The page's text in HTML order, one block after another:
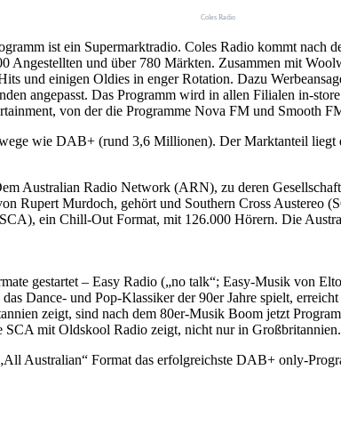
Coles Radio
ist ein Supermarktradio. Coles Radio kommt
Angestellten und über 780 Märkten. Zusammen mit
und einigen Oldies in enger Rotation. Dazu
angepasst. Das Programm wird in allen Filialen in-
von der die Programme Nova FM und Smooth
wie DAB+ (rund 3,6 Millionen). Der Marktanteil
Australian Radio Network (ARN), zu deren
Rupert Murdoch, gehört und Southern Cross
ein Chill-Out Format, mit 126.000 Hörern. Die
gestartet – Easy Radio („no talk“; Easy-Musik von
Dance- und Pop-Klassiker der 90er Jahre spielt,
zeigt, sind nach dem 80er-Musik Boom jetzt
mit Oldskool Radio zeigt, nicht nur in Großbritannien.
Australian“ Format das erfolgreichste DAB+ only-